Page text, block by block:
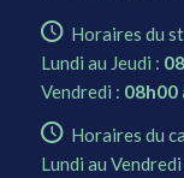
Horaires du
Lundi au Jeudi :
Vendredi : 08h00
Horaires du
Lundi au Vendredi